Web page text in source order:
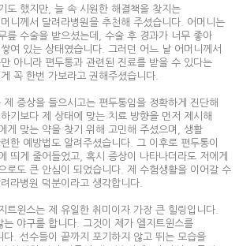
도 했지만, 늘 속 시원한 해결책을 찾지는
니께서 달려라병원을 추천해 주셨습니다. 어머니는
릎 수술을 받으셨는데, 수술 후 경과가 너무 좋아
여 있는 상태였습니다. 그러던 어느 날 어머니께서
아니라 편두통과 관련된 진료를 받을 수 있다는
꼭 한번 가보라고 권해주셨습니다.
제 증상을 들으시고는 편두통임을 정확하게 진단해
기보다 제 상태에 맞는 치료 방향을 먼저 제시해
게 맞는 약을 찾기 위해 고민해 주셨으며, 생활
한 예방법도 알려주셨습니다. 그 이후로 편두통이
띄게 줄어들었고, 혹시 증상이 나타나더라도 저에게
로도 큰 안심이 되었습니다. 제 수험생활을 이어갈 수
라병원 덕분이라고 생각합니다.
트윈스는 제 유일한 취미이자 가장 큰 힐링입니다.
는 야구를 합니다. 그것이 제가 엘지트윈스를
다. 선수들이 끝까지 포기하지 않고 뛰는 모습을